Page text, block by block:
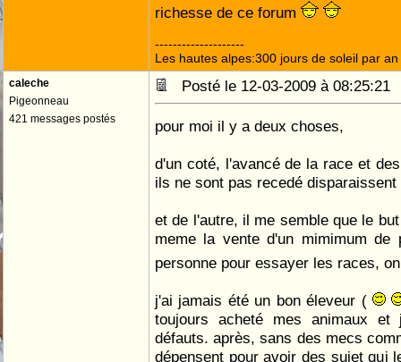
richesse de ce forum
--------------------
Les hautes alpes:300 jours de soleil par an
caleche
Pigeonneau
421 messages postés
Posté le 12-03-2009 à
pour moi il y a deux choses,
d'un coté, l'avancé de la race et
ils ne sont pas recedé disparaissent
et de l'autre, il me semble que le
meme la vente d'un mimimum
personne pour essayer les races,
j'ai jamais été un bon éleveur (
toujours acheté mes animaux
défauts. après, sans des mecs
dépensent pour avoir des sujet qui